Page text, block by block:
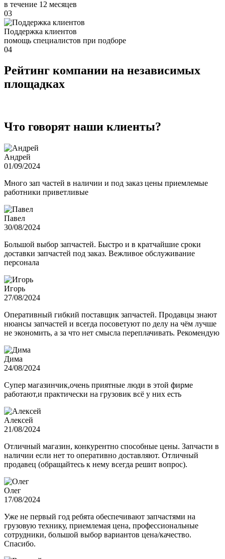
в течение 12 месяцев
03
Поддержка клиентов
помощь специалистов при подборе
04
Рейтинг компании на независимых
площадках
Что говорят наши клиенты?
Андрей
01/09/2024
Много зап частей в наличии и под заказ цены приемлемые
работники приветливые
Павел
30/08/2024
Большой выбор запчастей. Быстро и в кратчайшие сроки
доставки запчастей под заказ. Вежливое обслуживание
персонала
Игорь
27/08/2024
Оперативный гибкий поставщик запчастей. Продавцы знают
нюансы запчастей и всегда посоветуют по делу на чём лучше
не экономить, а за что нет смысла переплачивать. Рекомендую
Дима
24/08/2024
Супер магазинчик,очень приятные люди в этой фирме
работают,и практически на грузовик всё у них есть
Алексей
21/08/2024
Отличный магазин, конкурентно способные цены. Запчасти в
наличии если нет то оперативно доставляют. Отличный
продавец (обращайтесь к нему всегда решит вопрос).
Олег
17/08/2024
Уже не первый год ребята обеспечивают запчастями на
грузовую технику, приемлемая цена, профессиональные
сотрудники, большой выбор вариантов цена/качество.
Спасибо.